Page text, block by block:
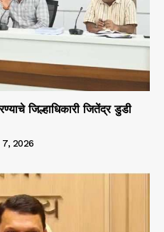
जिल्हाधिकारी जितेंद्र डुडी
2026